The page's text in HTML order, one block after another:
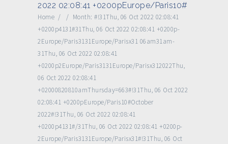
2022 02:08:41 +0200pEurope/Paris10#
Home / / Month: #!31Thu, 06 Oct 2022 02:08:41
+0200p4131#31Thu, 06 Oct 2022 02:08:41 +0200p-
2Europe/Paris3131Europe/Parisx31 06am31am-
31Thu, 06 Oct 2022 02:08:41
+0200p2Europe/Paris3131Europe/Parisx312022Thu,
06 Oct 2022 02:08:41
+02000820810amThursday=663#!31Thu, 06 Oct 2022
02:08:41 +0200pEurope/Paris10#October
2022#!31Thu, 06 Oct 2022 02:08:41
+0200p4131#/31Thu, 06 Oct 2022 02:08:41 +0200p-
2Europe/Paris3131Europe/Parisx31#!31Thu, 06 Oct